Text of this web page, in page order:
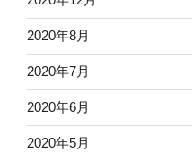
2020年8月
2020年7月
2020年6月
2020年5月